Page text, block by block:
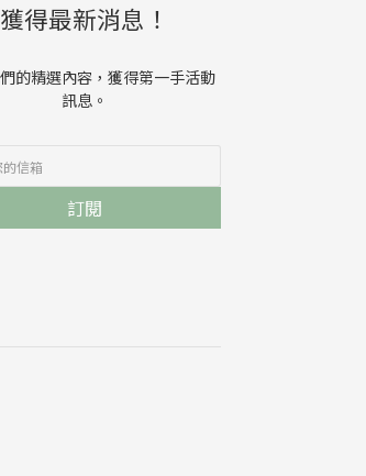
獲得最新消息！
的精選內容，獲得第一手活動
訊息。
訂閱